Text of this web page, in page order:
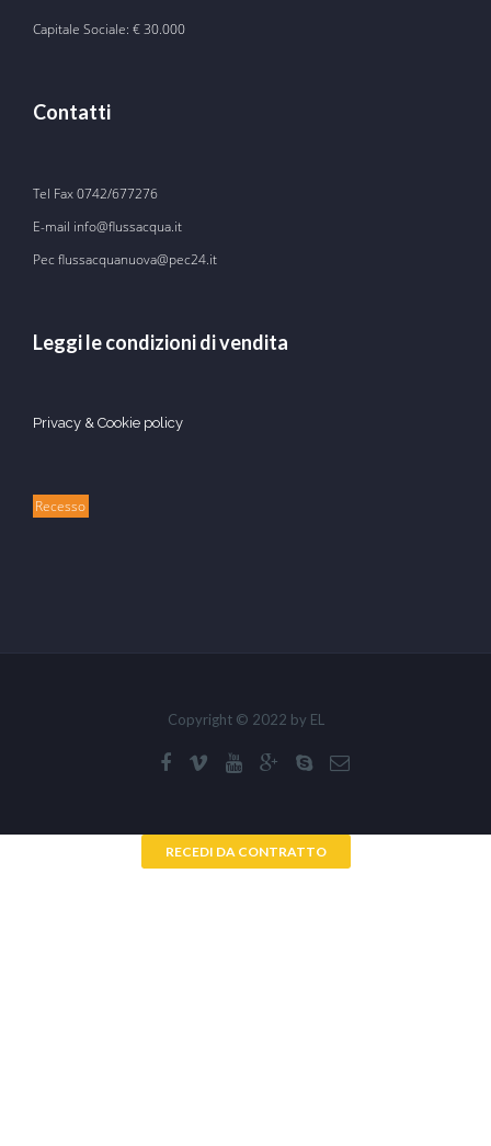
Capitale Sociale: € 30.000
Contatti
Tel Fax0742/677276
E-mail info@flussacqua.it
Pec flussacquanuova@pec24.it
Leggi le condizioni di vendita
Privacy & Cookie policy
Recesso
Copyright © 2022 by EL
RECEDI DA CONTRATTO